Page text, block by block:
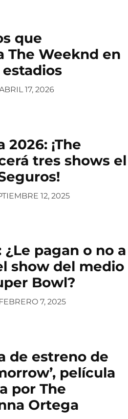
que
The Weeknd en
17, 2026
¡The
tres shows el
12, 2025
pagan o no a
show del medio
Bowl?
7, 2025
de estreno de
película
por The
Ortega